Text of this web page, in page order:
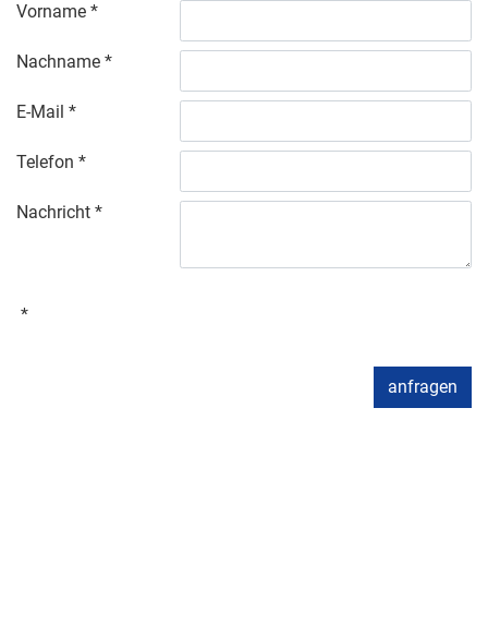
Vorname
Nachname
E-Mail
Telefon
Nachricht
anfragen